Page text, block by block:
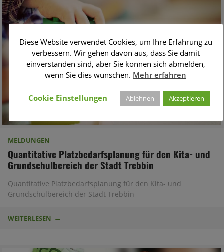
MELDUNGEN
Quantitative Platzbedarfsplanung für den Kita- und
Grundschulbereich der Stadt Trebbin
Quantitative Platzbedarfsplanung für den Kita- und
Grundschulbereich der Stadt Trebbin
WEITERLESEN
Diese Website verwendet Cookies, um Ihre Erfahrung zu
verbessern. Wir gehen davon aus, dass Sie damit
einverstanden sind, aber Sie können sich abmelden,
wenn Sie dies wünschen. Mehr erfahren
Cookie Einstellungen Ablehnen Akzeptieren